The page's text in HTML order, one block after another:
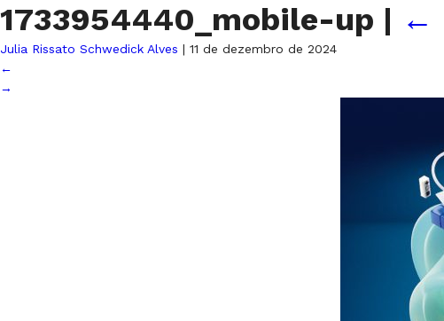
1733954440_mobile-up | ←
Julia Rissato Schwedick Alves | 11 de dezembro de 2024
←
→